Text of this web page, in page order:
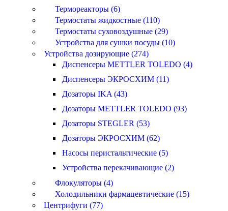
Термореакторы (6)
Термостаты жидкостные (110)
Термостаты суховоздушные (29)
Устройства для сушки посуды (10)
Устройства дозирующие (274)
Диспенсеры METTLER TOLEDO (4)
Диспенсеры ЭКРОСХИМ (11)
Дозаторы IKA (43)
Дозаторы METTLER TOLEDO (93)
Дозаторы STEGLER (53)
Дозаторы ЭКРОСХИМ (62)
Насосы перистальтические (5)
Устройства перекачивающие (2)
Флокуляторы (4)
Холодильники фармацевтические (15)
Центрифуги (77)